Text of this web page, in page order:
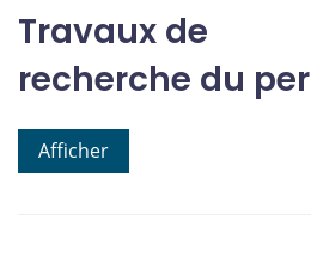
Travaux de
recherche du
Afficher